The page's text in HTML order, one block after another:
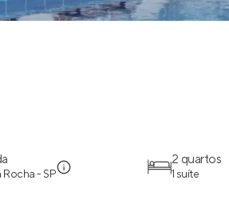
- SP
2 quartos
1 suíte